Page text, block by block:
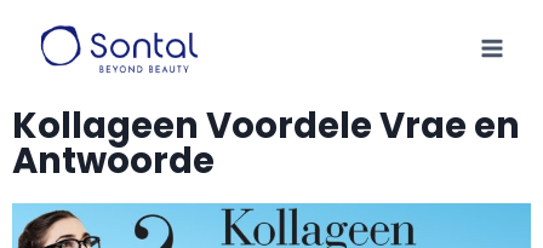
Kollageen Voordele Vrae en
Antwoorde